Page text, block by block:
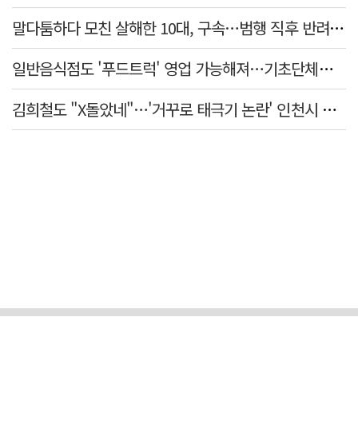
말다툼하다 모친 살해한 10대, 구속…범행 직후 반려견도 죽여
일반음식점도 '푸드트럭' 영업 가능해져…기초단체별 조례 개정 움직임
김희철도 "X돌았네"…'거꾸로 태극기 논란' 인천시 현수막, 이틀 만에 철거